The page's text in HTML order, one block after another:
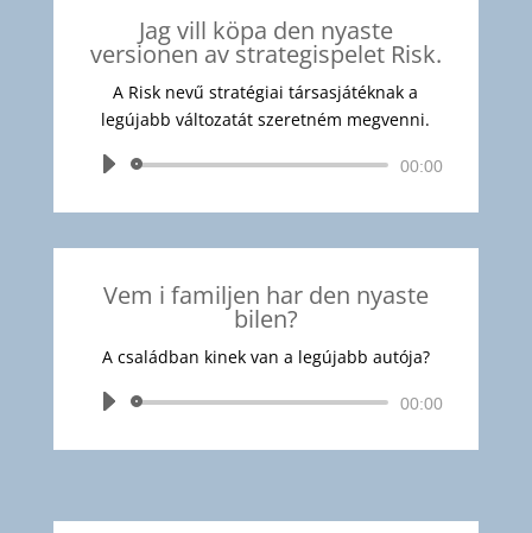
Jag vill köpa den nyaste
versionen av strategispelet Risk.
A Risk nevű stratégiai társasjátéknak a
legújabb változatát szeretném megvenni.
Audió
00:00
Vem i familjen har den nyaste
bilen?
A családban kinek van a legújabb autója?
Audió
00:00